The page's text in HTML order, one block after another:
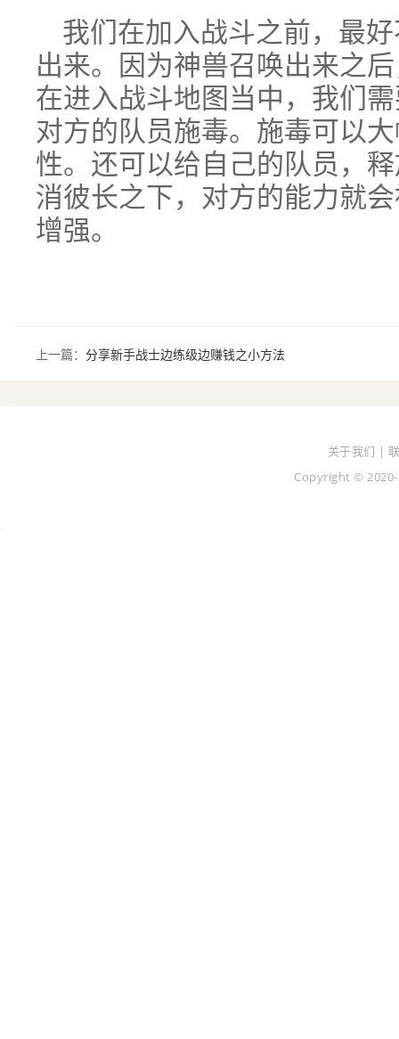
我们在加入战斗之前，最
出来。因为神兽召唤出来之
在进入战斗地图当中，我们
对方的队员施毒。施毒可以
性。还可以给自己的队员，
消彼长之下，对方的能力就
增强。
上一篇： 分享新手战士边练级边赚钱之小方法
关于我们 |
Copyright © 2020-